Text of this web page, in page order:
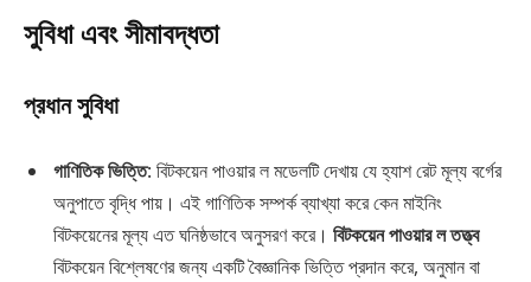
সুবিধা এবং সীমাবদ্ধতা
প্রধান সুবিধা
গাণিতিক ভিত্তি: বিটকয়েন পাওয়ার ল মডেলটি দেখায় যে হ্যাশ রেট মূল্য বর্গের
অনুপাতে বৃদ্ধি পায়। এই গাণিতিক সম্পর্ক ব্যাখ্যা করে কেন মাইনিং
বিটকয়েনের মূল্য এত ঘনিষ্ঠভাবে অনুসরণ করে। বিটকয়েন পাওয়ার ল তত্ত্ব
বিটকয়েন বিশ্লেষণের জন্য একটি বৈজ্ঞানিক ভিত্তি প্রদান করে, অনুমান বা